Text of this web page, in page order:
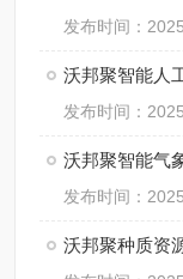
发布时间：
发布时间：
沃邦聚智能气
发布时间：
沃邦聚种质资